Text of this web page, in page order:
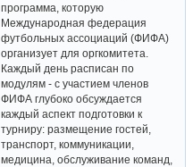
программа, которую
Международная федерация
футбольных ассоциаций (ФИФА)
организует для оргкомитета.
Каждый день расписан по
модулям - с участием членов
ФИФА глубоко обсуждается
каждый аспект подготовки к
турниру: размещение гостей,
транспорт, коммуникации,
медицина, обслуживание команд,